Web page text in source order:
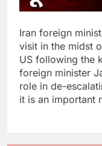
Iran foreign
visit in the midst
US following the
foreign minister
role in de-
it is an important